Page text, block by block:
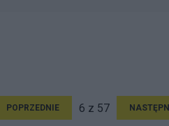
POPRZEDNIE 6 z 57